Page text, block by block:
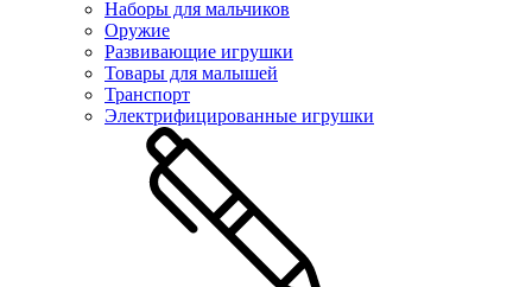
Наборы для мальчиков
Оружие
Развивающие игрушки
Товары для малышей
Транспорт
Электрифицированные игрушки